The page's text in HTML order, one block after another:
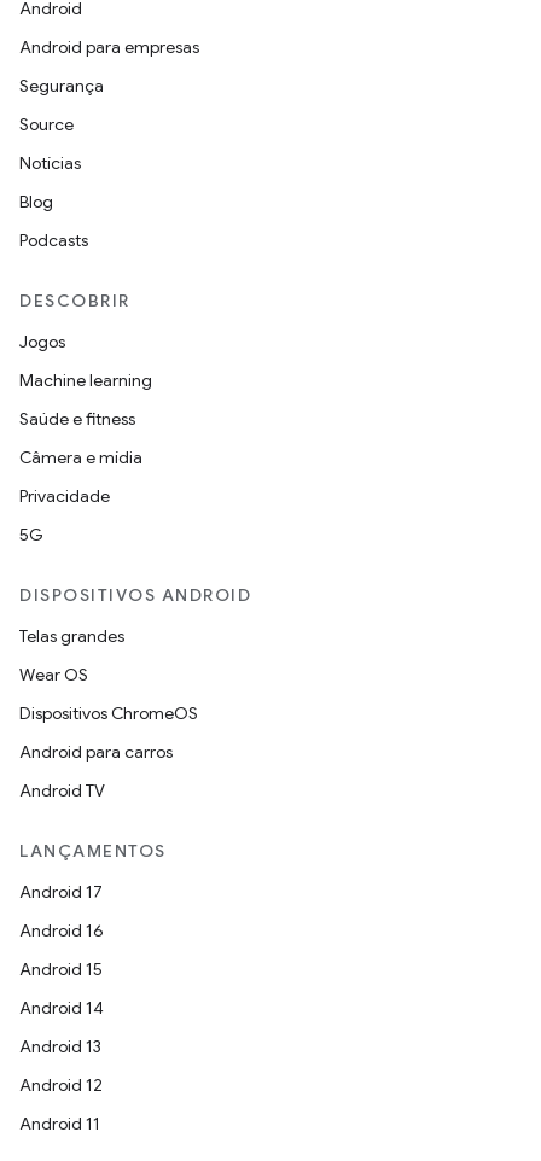
Android
Android para empresas
Segurança
Source
Notícias
Blog
Podcasts
DESCOBRIR
Jogos
Machine learning
Saúde e fitness
Câmera e mídia
Privacidade
5G
DISPOSITIVOS ANDROID
Telas grandes
Wear OS
Dispositivos ChromeOS
Android para carros
Android TV
LANÇAMENTOS
Android 17
Android 16
Android 15
Android 14
Android 13
Android 12
Android 11